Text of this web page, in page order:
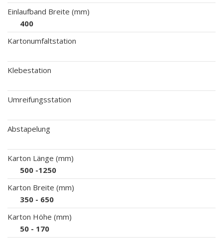
Einlaufband Breite (mm)
400
Kartonumfaltstation
Klebestation
Umreifungsstation
Abstapelung
Karton Länge (mm)
500 -1250
Karton Breite (mm)
350 - 650
Karton Höhe (mm)
50 - 170